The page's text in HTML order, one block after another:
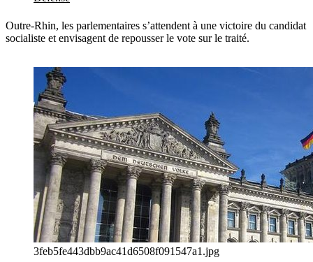
Outre-Rhin, les parlementaires s’attendent à une victoire du candidat
socialiste et envisagent de repousser le vote sur le traité.
3feb5fe443dbb9ac41d6508f091547a1.jpg